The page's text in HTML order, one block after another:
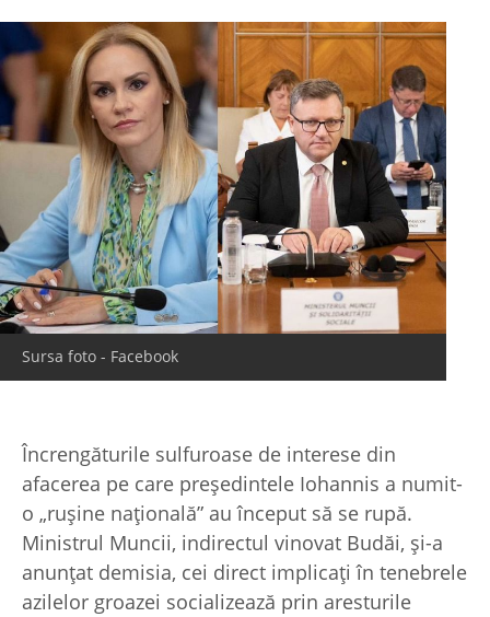
Sursa foto - Facebook
Încrengăturile sulfuroase de interese din
afacerea pe care preşedintele Iohannis a numit-
o „ruşine naţională” au început să se rupă.
Ministrul Muncii, indirectul vinovat Budăi, şi-a
anunţat demisia, cei direct implicaţi în tenebrele
azilelor groazei socializează prin aresturile